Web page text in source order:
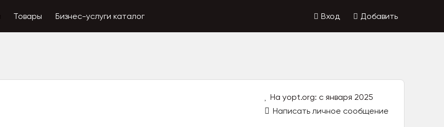
Товары Бизнес-услуги каталог Вход Добавить
На yopt.org: с января 2025
Написать личное сообщение